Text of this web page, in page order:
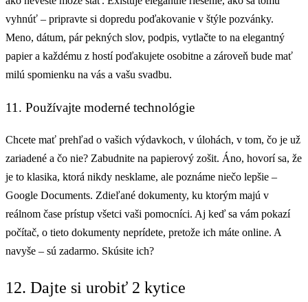
vyhnúť – pripravte si dopredu poďakovanie v štýle pozvánky.
Meno, dátum, pár pekných slov, podpis, vytlačte to na elegantný
papier a každému z hostí poďakujete osobitne a zároveň bude mať
milú spomienku na vás a vašu svadbu.
11. Používajte moderné technológie
Chcete mať prehľad o vašich výdavkoch, v úlohách, v tom, čo je už
zariadené a čo nie? Zabudnite na papierový zošit. Áno, hovorí sa, že
je to klasika, ktorá nikdy nesklame, ale poznáme niečo lepšie –
Google Documents. Zdieľané dokumenty, ku ktorým majú v
reálnom čase prístup všetci vaši pomocníci. Aj keď sa vám pokazí
počítač, o tieto dokumenty neprídete, pretože ich máte online. A
navyše – sú zadarmo. Skúsite ich?
12. Dajte si urobiť 2 kytice